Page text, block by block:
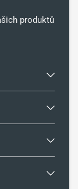
produktů